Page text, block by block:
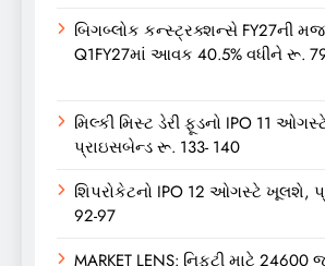
બિગબ્લોક કન્સ્ટ્રક્શન્સે FY27ની
Q1FY27માં આવક 40.5% વધીને રૂ.
મિલ્કી મિસ્ટ ડેરી ફૂડનો IPO 11
પ્રાઇસબેન્ડ રૂ. 133- 140
શિપરોકેટનો IPO 12 ઓગસ્ટે ખૂલશે,
92-97
MARKET LENS: નિફ્ટી માટે 24600